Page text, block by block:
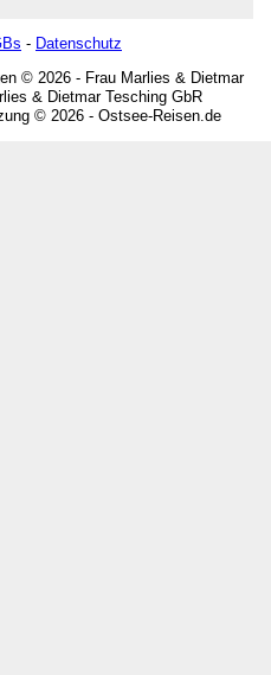
- Datenschutz
© 2026 - Frau Marlies & Dietmar
& Dietmar Tesching GbR
© 2026 - Ostsee-Reisen.de